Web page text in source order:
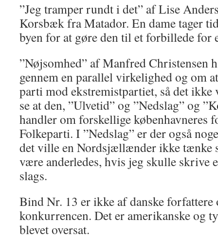
”Jeg tramper rundt i det” af Lise
Korsbæk fra Matador. En dame tager
byen for at gøre den til et forbillede
”Nøjsomhed” af Manfred Christensen
gennem en parallel virkelighed og om
parti mod ekstremistpartiet, så det ikke
se at den, ”Ulvetid” og ”Nedslag” og
handler om forskellige københavneres
Folkeparti. I ”Nedslag” er der også
det ville en Nordsjællænder ikke tænke
være anderledes, hvis jeg skulle skrive
slags.
Bind Nr. 13 er ikke af danske forfattere
konkurrencen. Det er amerikanske og
blevet oversat.